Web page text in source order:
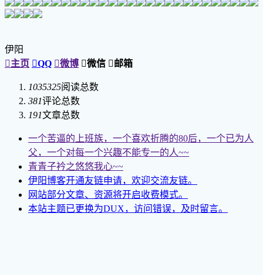
伊阳
主页 QQ 微博 微信 邮箱
1035325阅读总数
381评论总数
191文章总数
一个苦逼的上班族，一个喜欢折腾的80后，一个已为人
父，一个对每一个兴趣不能专一的人~~
青青子衿之悠悠我心~~
伊阳博客开通友链申请，欢迎交流友链。
网站部分文章、资源将开启收费模式。
本站主题已更换为DUX，访问错误，及时留言。